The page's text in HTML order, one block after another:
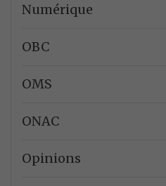
Numérique
OBC
OMS
ONAC
Opinions